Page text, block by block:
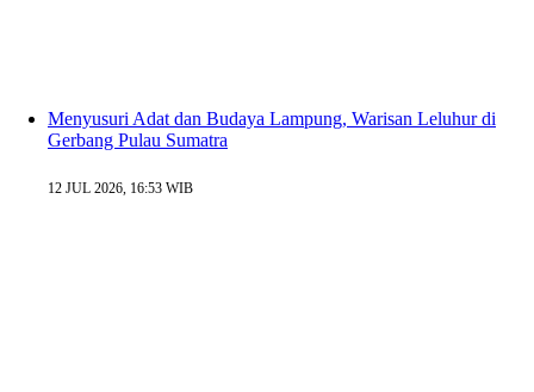
Menyusuri Adat dan Budaya Lampung, Warisan Leluhur di
Gerbang Pulau Sumatra
12 JUL 2026, 16:53 WIB